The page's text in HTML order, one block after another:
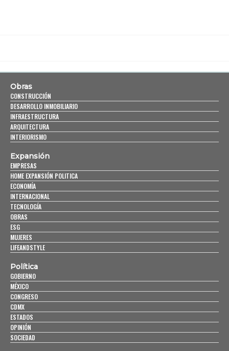
Obras
CONSTRUCCIÓN
DESARROLLO INMOBILIARIO
INFRAESTRUCTURA
ARQUITECTURA
INTERIORISMO
Expansión
EMPRESAS
HOME EXPANSIÓN POLITICA
ECONOMÍA
INTERNACIONAL
TECNOLOGÍA
OBRAS
ESG
MUJERES
LIFEANDSTYLE
Política
GOBIERNO
MÉXICO
CONGRESO
CDMX
ESTADOS
OPINIÓN
SOCIEDAD